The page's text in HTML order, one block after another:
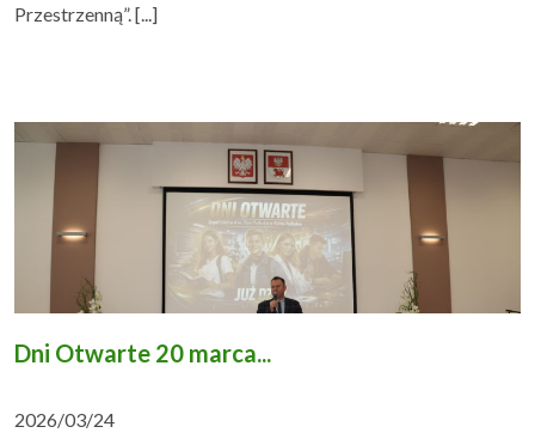
Przestrzenną”. [...]
Dni Otwarte 20 marca...
2026/03/24